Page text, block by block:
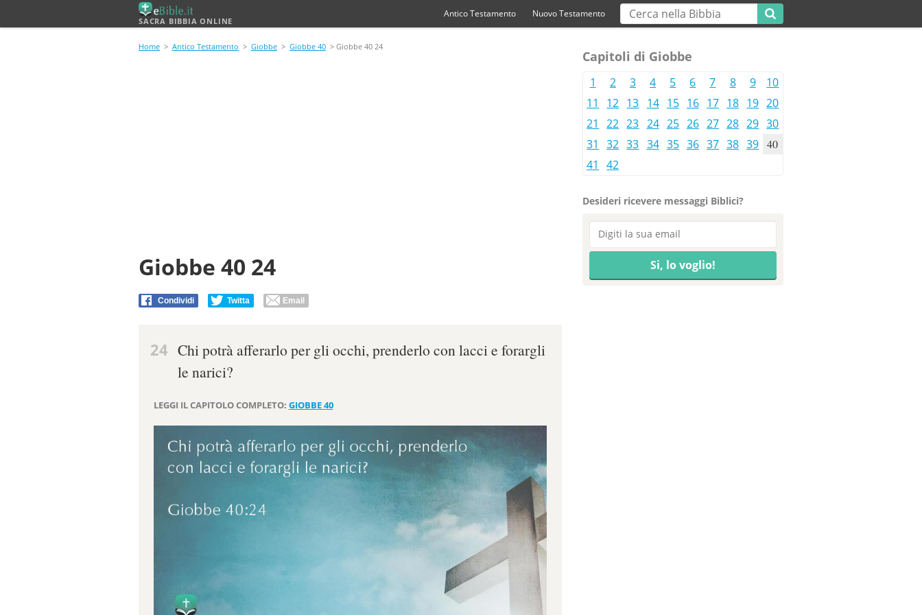
SACRA BIBBIA ONLINE
Antico Testamento Nuovo Testamento
Home > Antico Testamento > Giobbe > Giobbe 40 > Giobbe 40 24
Giobbe 40 24
Condividi Twitta Email
24 Chi potrà afferarlo per gli occhi, prenderlo con lacci e forargli
le narici?
LEGGI IL CAPITOLO COMPLETO: GIOBBE 40
Capitoli di Giobbe
1 2 3 4 5 6 7 8 9
10
11
12 13 14 15 16 17 18 19 20
21
22 23 24 25 26 27 28 29 30
31
32 33 34 35 36 37 38 39 40
41 42
Desideri ricevere messaggi Biblici?